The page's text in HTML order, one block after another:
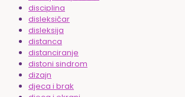
disciplina
disleksičar
disleksija
distanca
distanciranje
distoni sindrom
dizajn
djeca i brak